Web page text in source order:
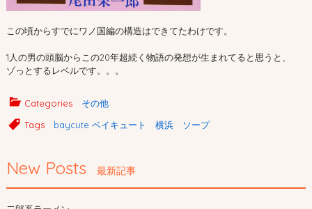
この頃からすでにワノ国編の構造はできてたわけです。
1人の男の頭脳からこの20年超続く物語の発想が生まれてると思うと、
ゾっとするレベルです。。。
Categories
その他
Tags
baycute ベイキュート 横浜 ソープ
New Posts 最新記事